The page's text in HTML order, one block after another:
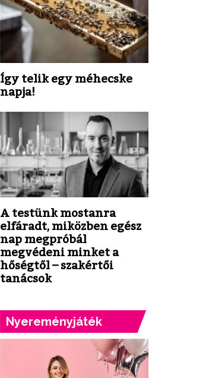
Így telik egy méhecske
napja!
A testünk mostanra
elfáradt, miközben egész
nap megpróbál
megvédeni minket a
hőségtől – szakértői
tanácsok
Nyereményjáték